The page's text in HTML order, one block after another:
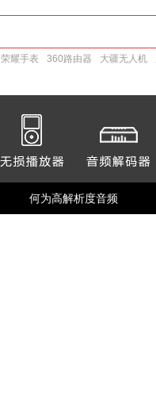
荣耀手表 360路由器 大疆无人机
何为高解析度音频